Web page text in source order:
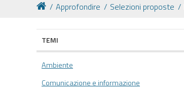
Approfondire Selezioni proposte
TEMI
Ambiente
Comunicazione e informazione